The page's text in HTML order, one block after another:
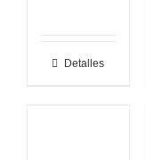
Detalles